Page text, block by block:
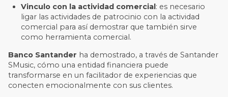
Vinculo con la actividad comercial: es necesario
ligar las actividades de patrocinio con la actividad
comercial para así demostrar que también sirve
como herramienta comercial.
Banco Santander ha demostrado, a través de Santander
SMusic, cómo una entidad financiera puede
transformarse en un facilitador de experiencias que
conecten emocionalmente con sus clientes.